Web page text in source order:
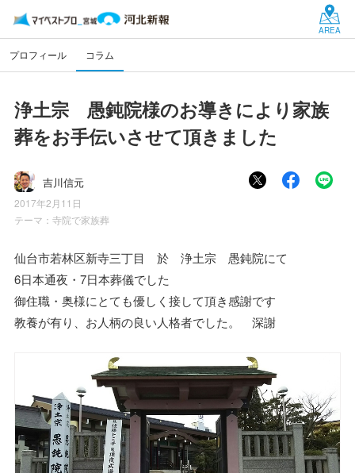
AREA
プロフィール コラム
浄土宗 愚鈍院様のお導きにより家族
葬をお手伝いさせて頂きました
吉川信元
2017年2月11日
テーマ： 寺院で家族葬
仙台市若林区新寺三丁目 於 浄土宗 愚鈍院にて
6日本通夜・7日本葬儀でした
御住職・奥様にとても優しく接して頂き感謝です
教養が有り、お人柄の良い人格者でした。 深謝